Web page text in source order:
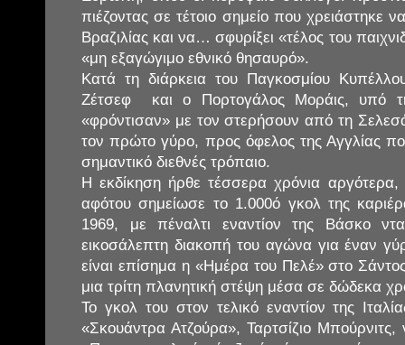
πιέζοντας σε τέτοιο σημείο που χρειάστηκε
Βραζιλίας και να… σφυρίξει «τέλος του
«μη εξαγώγιμο εθνικό θησαυρό».
Κατά τη διάρκεια του Παγκοσμίου
Ζέτσεφ και ο Πορτογάλος Μοράις, υπό
«φρόντισαν» με τον στερήσουν από τη
τον πρώτο γύρο, προς όφελος της Αγγλίας
σημαντικό διεθνές τρόπαιο.
Η εκδίκηση ήρθε τέσσερα χρόνια αργότερα,
αφότου σημείωσε το 1.000ό γκολ της
1969, με πέναλτι εναντίον της Βάσκο
εικοσάλεπτη διακοπή του αγώνα για έναν
είναι επίσημα η «Ημέρα του Πελέ» στο
μια τρίτη πλανητική στέψη μέσα σε δώδεκα
Το γκολ του στον τελικό εναντίον της
«Σκουάντρα Ατζούρα», Ταρτσίζιο